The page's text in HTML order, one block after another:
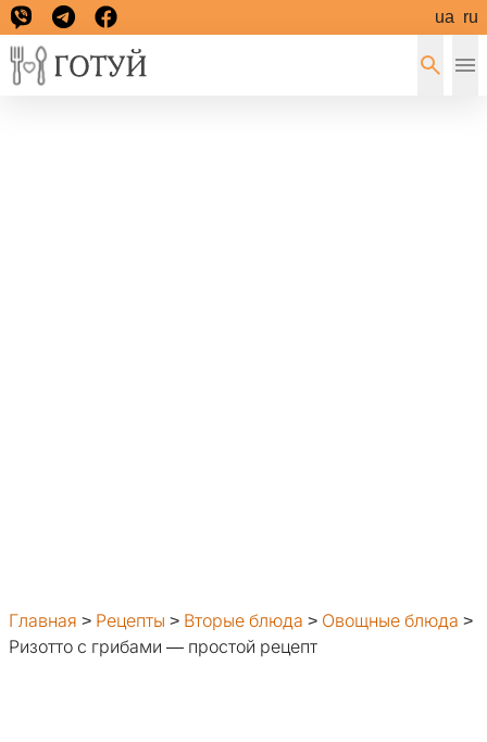
ua ru
Главная > Рецепты > Вторые блюда > Овощные блюда >
Ризотто с грибами — простой рецепт